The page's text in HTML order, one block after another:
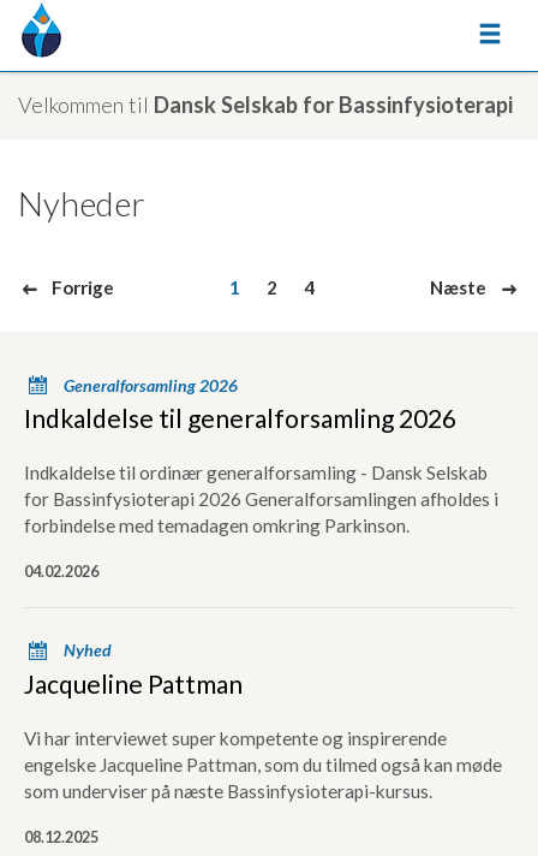
Velkommen til Dansk Selskab for Bassinfysioterapi
Nyheder
8 Forrige 1 (current)
2 4 Næste 9
x Generalforsamling 2026
Indkaldelse til generalforsamling 2026
Indkaldelse til ordinær generalforsamling - Dansk Selskab
for Bassinfysioterapi 2026 Generalforsamlingen afholdes i
forbindelse med temadagen omkring Parkinson.
04.02.2026
x Nyhed
Jacqueline Pattman
Vi har interviewet super kompetente og inspirerende
engelske Jacqueline Pattman, som du tilmed også kan møde
som underviser på næste Bassinfysioterapi-kursus.
08.12.2025